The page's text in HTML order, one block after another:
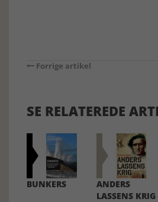
Forrige artikel
SE RELATEREDE
BUNKERS
ANDERS
LASSENS KRIG